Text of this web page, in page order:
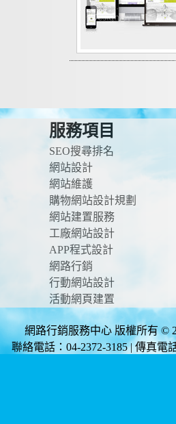
服務項目
SEO搜尋排名
網站設計
網站維護
購物網站設計規劃
網站建置服務
工廠網站設計
APP程式設計
網路行銷
行動網站設計
活動網頁建置
網路行銷服務中心 版權所有 ©
聯絡電話：04-2372-3185 | 傳真電